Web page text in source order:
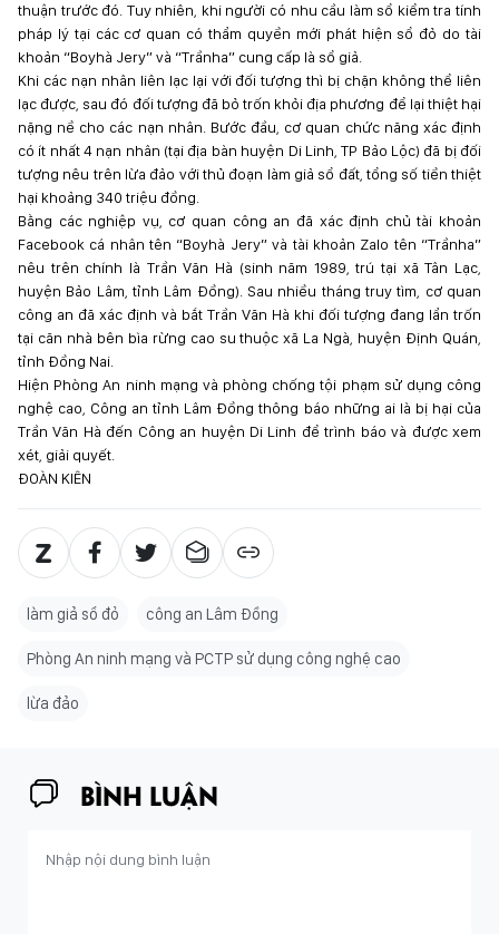
thuận trước đó. Tuy nhiên, khi người có nhu cầu làm sổ kiểm tra tính
pháp lý tại các cơ quan có thẩm quyền mới phát hiện sổ đỏ do tài
khoản “Boyhà Jery” và “Trầnha” cung cấp là sổ giả.
Khi các nạn nhân liên lạc lại với đối tượng thì bị chặn không thể liên
lạc được, sau đó đối tượng đã bỏ trốn khỏi địa phương để lại thiệt hại
nặng nề cho các nạn nhân. Bước đầu, cơ quan chức năng xác định
có ít nhất 4 nạn nhân (tại địa bàn huyện Di Linh, TP Bảo Lộc) đã bị đối
tượng nêu trên lừa đảo với thủ đoạn làm giả sổ đất, tổng số tiền thiệt
hại khoảng 340 triệu đồng.
Bằng các nghiệp vụ, cơ quan công an đã xác định chủ tài khoản
Facebook cá nhân tên “Boyhà Jery” và tài khoản Zalo tên “Trầnha”
nêu trên chính là Trần Văn Hà (sinh năm 1989, trú tại xã Tân Lạc,
huyện Bảo Lâm, tỉnh Lâm Đồng). Sau nhiều tháng truy tìm, cơ quan
công an đã xác định và bắt Trần Văn Hà khi đối tượng đang lẩn trốn
tại căn nhà bên bìa rừng cao su thuộc xã La Ngà, huyện Định Quán,
tỉnh Đồng Nai.
Hiện Phòng An ninh mạng và phòng chống tội phạm sử dụng công
nghệ cao, Công an tỉnh Lâm Đồng thông báo những ai là bị hại của
Trần Văn Hà đến Công an huyện Di Linh để trình báo và được xem
xét, giải quyết.
ĐOÀN KIÊN
làm giả sổ đỏ công an Lâm Đồng
Phòng An ninh mạng và PCTP sử dụng công nghệ cao
lừa đảo
BÌNH LUẬN